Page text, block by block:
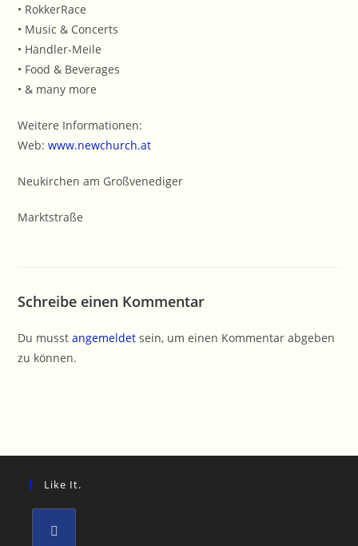
• RokkerRace
• Music & Concerts
• Händler-Meile
• Food & Beverages
• & many more
Weitere Informationen:
Web:www.newchurch.at
Neukirchen am Großvenediger
Marktstraße
Schreibe einen Kommentar
Du musstangemeldet sein, um einen Kommentar abgeben
zu können.
Like It.